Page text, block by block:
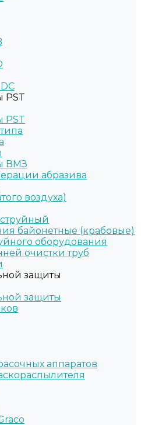
PST
PST
ВМЗ
абразива
воздуха)
байонетные (крабовые)
оборудования
очистки труб
защиты
защиты
аппаратов